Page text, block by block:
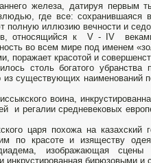
железа, датируя первым
где все: сохранившаяся
полную иллюзию вечности и
относящийся к V - IV
во всем мире под именем
поражает красотой и
столь богатого убранства
существующих наименований
воина,
и регалии средневековых
царя похожа на казахский
красоте и изяществу
диадема, изображающая
инкрустированная бирюзовыми